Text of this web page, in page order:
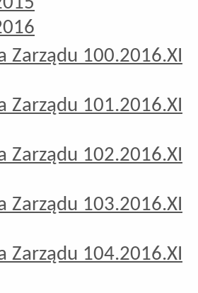
Zarządu 100.2016.XI
Zarządu 101.2016.XI
Zarządu 102.2016.XI
Zarządu 103.2016.XI
Zarządu 104.2016.XI